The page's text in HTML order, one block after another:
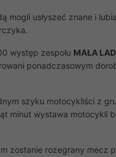
mogli usłyszeć znane i
występ zespołu MAŁA
ponadczasowym
szyku motocykliści z
minut wystawa
zostanie rozegrany mecz